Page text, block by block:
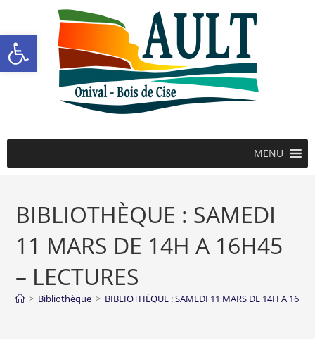
Ouvrir la barre d’outils
MENU
BIBLIOTHÈQUE : SAMEDI
11 MARS DE 14H A 16H45
– LECTURES
> Bibliothèque > BIBLIOTHÈQUE : SAMEDI 11 MARS DE 14H A